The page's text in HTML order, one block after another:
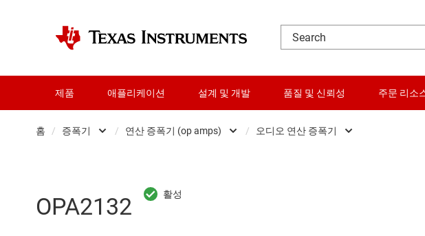
제품 애플리케이션 설계 및 개발 품질 및 신뢰성 주문 리소
홈 / 증폭기
RF 및 마이크로파
/ 연산 증폭기 (op amps) / 오디오 연산 증폭기
OPA2132